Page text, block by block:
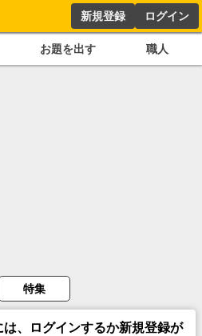
新規登録 ログイン
お題を出す 職人
特集
、ログインするか新規登録が